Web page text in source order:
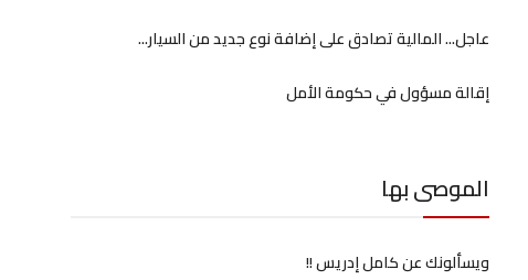
عاجل... المالية تصادق على إضافة نوع جديد من السيار...
إقالة مسؤول في حكومة الأمل
الموصى بها
ويسألونك عن كامل إدريس !!